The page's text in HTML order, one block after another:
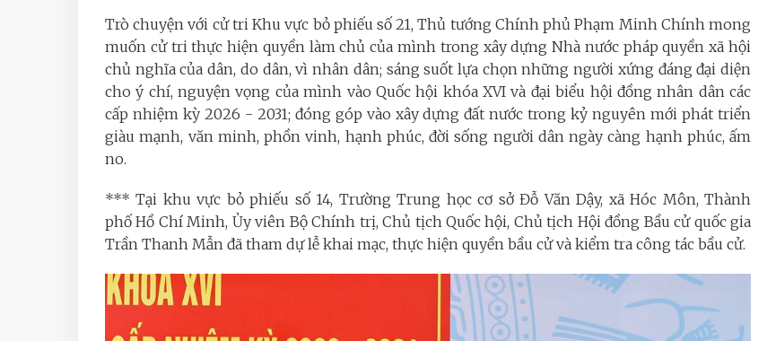
Trò chuyện với cử tri Khu vực bỏ phiếu số 21, Thủ tướng Chính phủ Phạm Minh Chính mong
muốn cử tri thực hiện quyền làm chủ của mình trong xây dựng Nhà nước pháp quyền xã hội
chủ nghĩa của dân, do dân, vì nhân dân; sáng suốt lựa chọn những người xứng đáng đại diện
cho ý chí, nguyện vọng của mình vào Quốc hội khóa XVI và đại biểu hội đồng nhân dân các
cấp nhiệm kỳ 2026 - 2031; đóng góp vào xây dựng đất nước trong kỷ nguyên mới phát triển
giàu mạnh, văn minh, phồn vinh, hạnh phúc, đời sống người dân ngày càng hạnh phúc, ấm
no.
*** Tại khu vực bỏ phiếu số 14, Trường Trung học cơ sở Đỗ Văn Dậy, xã Hóc Môn,Thành
phố Hồ Chí Minh, Ủy viên Bộ Chính trị, Chủ tịch Quốc hội, Chủ tịch Hội đồng Bầu cử quốc gia
Trần Thanh Mẫn đã tham dự lễ khai mạc, thực hiện quyền bầu cử và kiểm tra công tác bầu cử.